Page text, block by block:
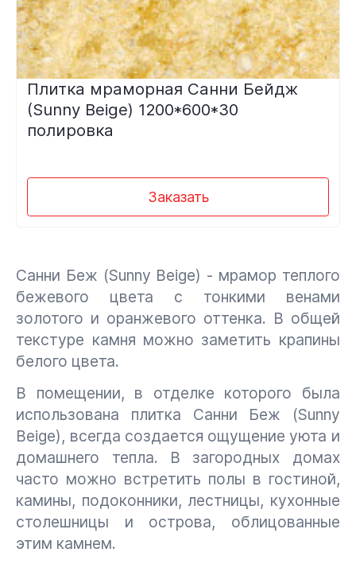
Плитка мраморная Санни Бейдж
(Sunny Beige) 1200*600*30
полировка
Заказать
Санни Беж (Sunny Beige) - мрамор теплого
бежевого цвета с тонкими венами
золотого и оранжевого оттенка. В общей
текстуре камня можно заметить крапины
белого цвета.
В помещении, в отделке которого была
использована плитка Санни Беж (Sunny
Beige), всегда создается ощущение уюта и
домашнего тепла. В загородных домах
часто можно встретить полы в гостиной,
камины, подоконники, лестницы, кухонные
столешницы и острова, облицованные
этим камнем.